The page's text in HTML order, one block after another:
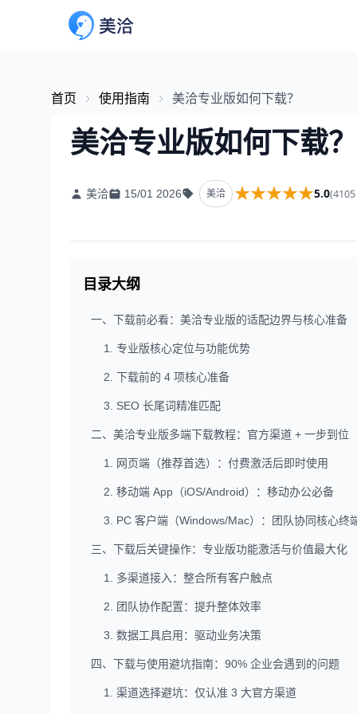
首页 使用指南 美洽专业版如何下载？
美洽专业版如何下载？
美洽 15/01 2026 美洽 ★★★★★
★★★★★5.0
目录大纲
一、下载前必看：美洽专业版的适配边界与核心准备
1. 专业版核心定位与功能优势
2. 下载前的 4 项核心准备
3. SEO 长尾词精准匹配
二、美洽专业版多端下载教程：官方渠道 + 一步到位
1. 网页端（推荐首选）：付费激活后即时使用
2. 移动端 App（iOS/Android）：移动办公必备
3. PC 客户端（Windows/Mac）：团队协同核心终
三、下载后关键操作：专业版功能激活与价值最大化
1. 多渠道接入：整合所有客户触点
2. 团队协作配置：提升整体效率
3. 数据工具启用：驱动业务决策
四、下载与使用避坑指南：90% 企业会遇到的问题
1. 渠道选择避坑：仅认准 3 大官方渠道